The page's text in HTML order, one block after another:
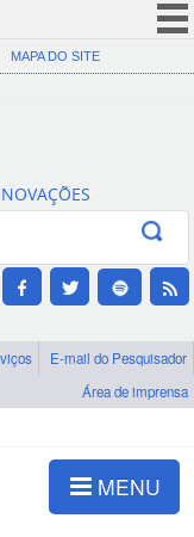
(COVID-19)
Canais
MAPA DO SITE
E-mail do Pesquisador
Área de imprensa
MENU